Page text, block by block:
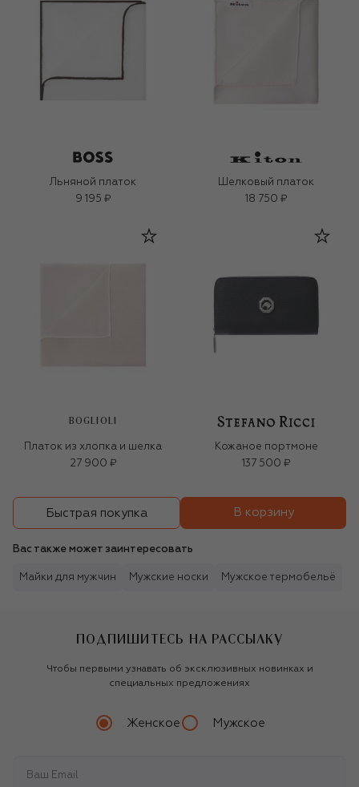
Льняной платок
9 195 ₽
Шелковый платок
18 750 ₽
BOGLIOLI
Платок из хлопка и шелка
27 900 ₽
Кожаное портмоне
137 500 ₽
Быстрая покупка В корзину
Вас также может заинтересовать
Майки для мужчин Мужские носки Мужское термобельё
ПОДПИШИТЕСЬ НА РАССЫЛКУ
Чтобы первыми узнавать об эксклюзивных новинках и
специальных предложениях
Женское Мужское